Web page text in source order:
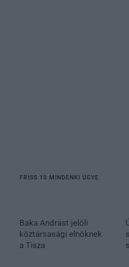
FRISS 10 MINDENKI ÜGYE
Baka Andrást jelöli
köztársasági elnöknek
a Tisza